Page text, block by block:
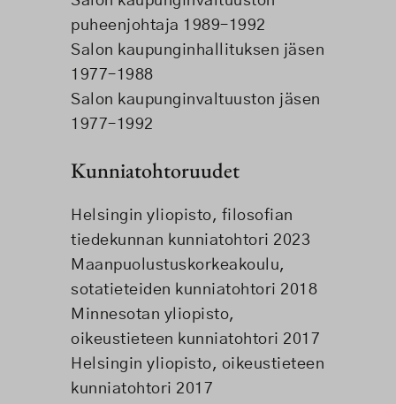
puheenjohtaja 1989–1992
Salon kaupunginhallituksen jäsen
1977–1988
Salon kaupunginvaltuuston jäsen
1977–1992
Kunniatohtoruudet
Helsingin yliopisto, filosofian
tiedekunnan kunniatohtori 2023
Maanpuolustuskorkeakoulu,
sotatieteiden kunniatohtori 2018
Minnesotan yliopisto,
oikeustieteen kunniatohtori 2017
Helsingin yliopisto, oikeustieteen
kunniatohtori 2017